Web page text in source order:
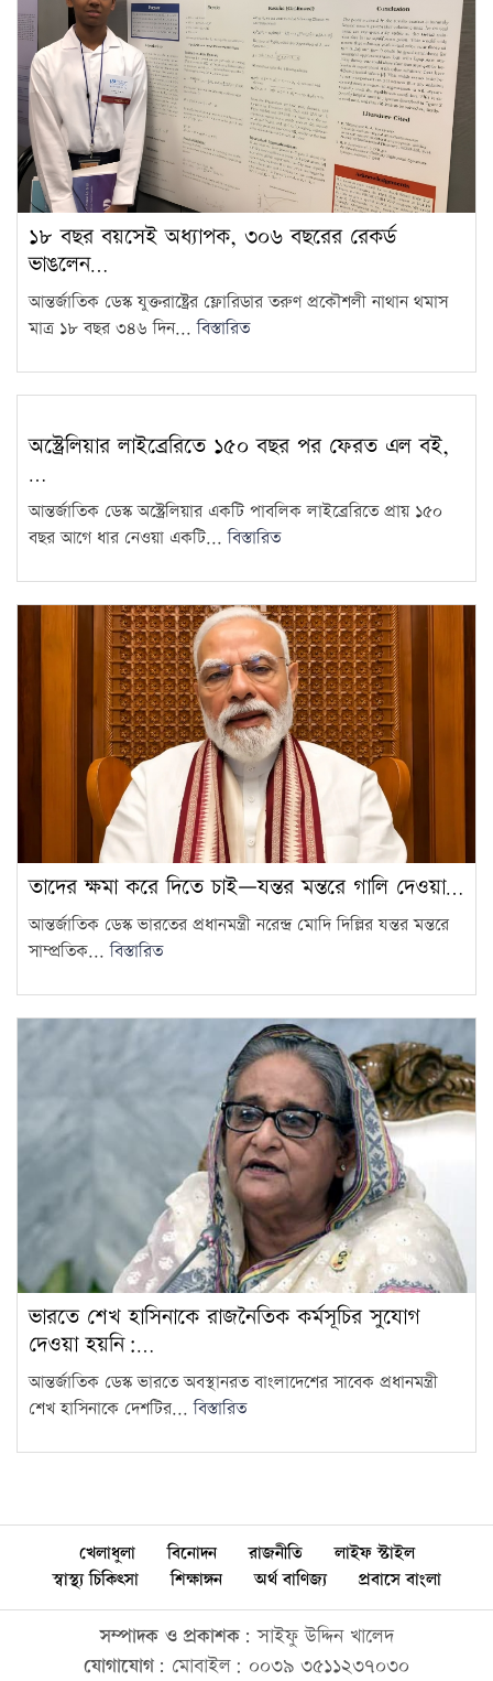
সেপ্টেম্বরে
7
ফ্যাসিবাদবিরোধী আন্দোলনের সব
হত্যার স্বচ্ছ বিচার হবে: প্রধানমন্ত্রী
8
ছাত্রদল-শিবিরের সংঘর্ষে উত্তপ্ত
জগন্নাথ বিশ্ববিদ্যালয়, তদন্ত কমিটি
গঠন
9
চট্টগ্রাম বোর্ডের স্থগিত হওয়া
প্রকাশ
10
১৮ বছর বয়সেই অধ্যাপক, ৩০৬
বছরের রেকর্ড ভাঙলেন তিনি
জুলাইকে ভুলিয়ে দেওয়ার সংগ্রাম
শুরু হয়েছে: জামায়াত আমির
৫ আগস্ট ঘিরে দেশজুড়ে কঠোর
ভবদহে জলাবদ্ধতার স্থায়ী সমাধানের
দাবিতে যশোরে অবস্থান কর্মসূচি
গাজীপুরে পরীক্ষায় অসদুপায়: ৩০
শিক্ষার্থী বহিষ্কার
সরকারি দপ্তরে এআই ব্যবহারে যে
নির্দেশনা মন্ত্রিপরিষদ বিভাগের
১৮ বছর বয়সেই অধ্যাপক, ৩০৬ বছরের রেকর্ড
ভাঙলেন…
আন্তর্জাতিক ডেস্ক যুক্তরাষ্ট্রের ফ্লোরিডার তরুণ প্রকৌশলী নাথান থমাস
মাত্র ১৮ বছর ৩৪৬ দিন...বিস্তারিত
অস্ট্রেলিয়ার লাইব্রেরিতে ১৫০ বছর পর ফেরত এল বই,
…
আন্তর্জাতিক ডেস্ক অস্ট্রেলিয়ার একটি পাবলিক লাইব্রেরিতে প্রায় ১৫০
বছর আগে ধার নেওয়া একটি...বিস্তারিত
তাদের ক্ষমা করে দিতে চাই—যন্তর মন্তরে গালি দেওয়া…
আন্তর্জাতিক ডেস্ক ভারতের প্রধানমন্ত্রী নরেন্দ্র মোদি দিল্লির যন্তর মন্তরে
সাম্প্রতিক...বিস্তারিত
ভারতে শেখ হাসিনাকে রাজনৈতিক কর্মসূচির সুযোগ
দেওয়া হয়নি:…
আন্তর্জাতিক ডেস্ক ভারতে অবস্থানরত বাংলাদেশের সাবেক প্রধানমন্ত্রী
শেখ হাসিনাকে দেশটির...বিস্তারিত
খেলাধুলা বিনোদন রাজনীতি
লাইফ স্টাইল
স্বাস্থ্য চিকিৎসা
শিক্ষাঙ্গন অর্থ বাণিজ্য প্রবাসে বাংলা
সম্পাদক ও প্রকাশক: সাইফু উদ্দিন খালেদ
যোগাযোগ: মোবাইল: ০০৩৯ ৩৫১১২৩৭০৩০